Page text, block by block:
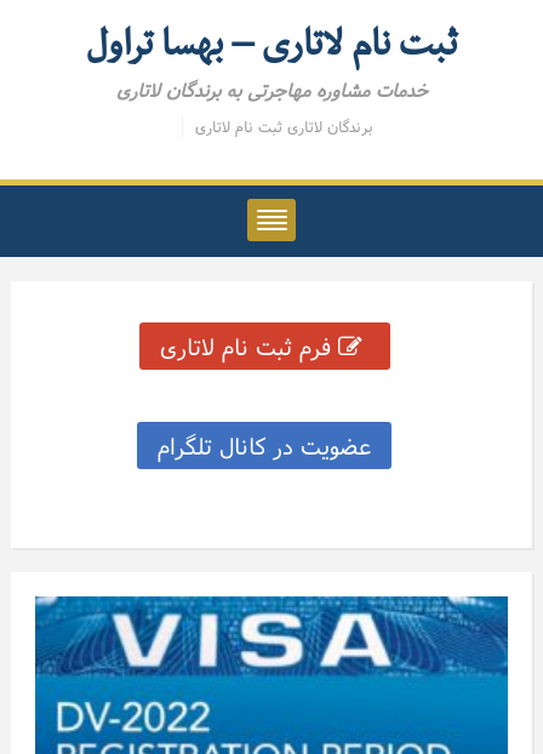
ثبت نام لاتاری – بهسا تراول
خدمات مشاوره مهاجرتی به برندگان لاتاری
برندگان لاتاری ثبت نام لاتاری
فرم ثبت نام لاتاری
عضویت در کانال تلگرام